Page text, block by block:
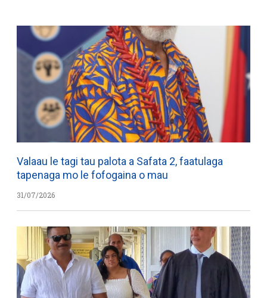
Valaau le tagi tau palota a Safata 2, faatulaga
tapenaga mo le fofogaina o mau
31/07/2026